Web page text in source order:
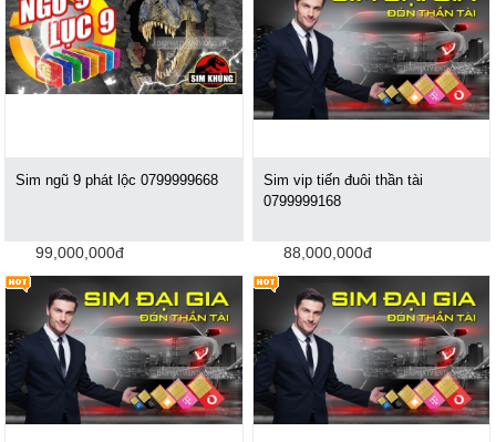
Sim ngũ 9 phát lộc 0799999668
99,000,000đ
Sim vip tiến đuôi thần tài
‪0799999168
88,000,000đ